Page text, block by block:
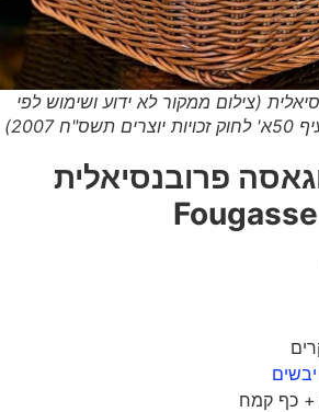
(צילום ממקור לא ידוע ושימוש לפי
פרובנסיאלית